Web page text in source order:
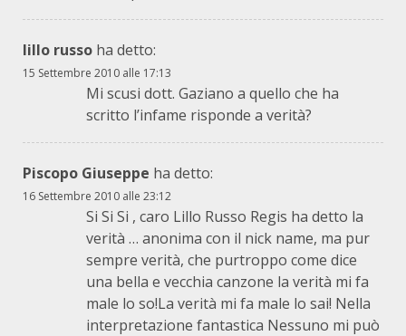
lillo russo ha detto:
15 Settembre 2010 alle 17:13
Mi scusi dott. Gaziano a quello che ha
scritto l’infame risponde a verità?
Piscopo Giuseppe ha detto:
16 Settembre 2010 alle 23:12
Si Si Si , caro Lillo Russo Regis ha detto la
verità … anonima con il nick name, ma pur
sempre verità, che purtroppo come dice
una bella e vecchia canzone la verità mi fa
male lo so!La verità mi fa male lo sai! Nella
interpretazione fantastica Nessuno mi può